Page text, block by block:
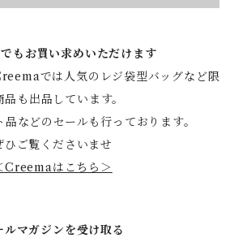
もお買い求めいただけます
では人気のレジ袋型バッグなど限
品も出品しています。
などのセールも行っております。
ひご覧くださいませ
Creemaはこちら＞
ルマガジンを受け取る